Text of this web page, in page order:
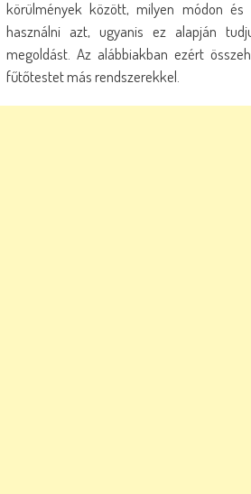
körülmények között, milyen módon és
használni azt, ugyanis ez alapján
megoldást. Az alábbiakban ezért
fűtőtestet más rendszerekkel.